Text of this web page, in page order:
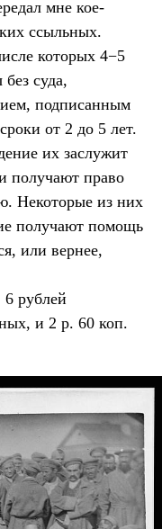
мне кое-
ссыльных.
которых 4−5
суда,
подписанным
от 2 до 5 лет.
их заслужит
получают право
Некоторые из них
получают помощь
или вернее,
рублей
и 2 р. 60 коп.